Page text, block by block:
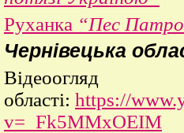
Руханка “Пес
Чернівецька
Відеоогляд
області: https://
v=_Fk5MMxOEIM